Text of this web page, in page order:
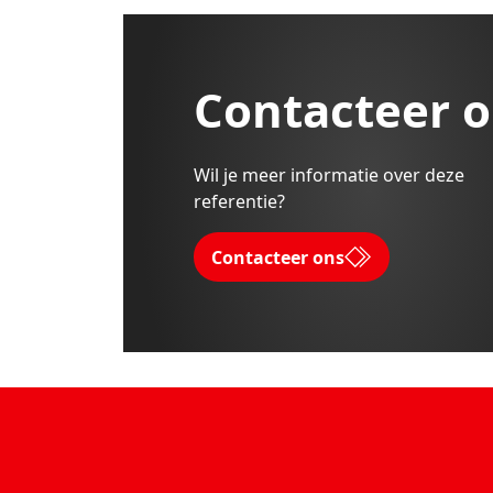
Contacteer
Wil je meer informatie over deze
referentie?
Contacteer ons